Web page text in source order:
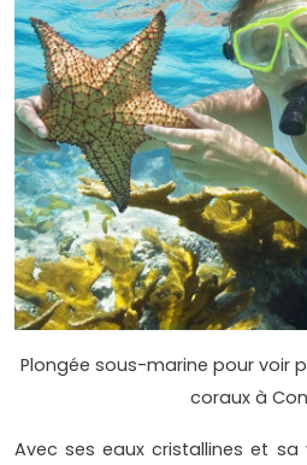
Plongée sous-marine pour voir
coraux à
Avec ses eaux cristallines et sa